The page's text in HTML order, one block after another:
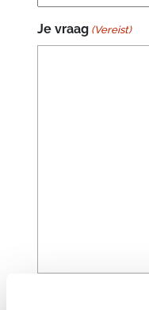
Je vraag (Vereist)